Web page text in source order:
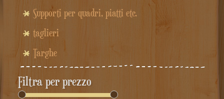
Supporti per quadri, piatti etc.
taglieri
Targhe
Filtra per prezzo